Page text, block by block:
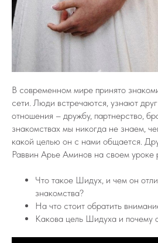
В современном мире принято
сети. Люди встречаются, узнают
отношения – дружбу, партнерство,
знакомствах мы никогда не знаем,
какой целью он с нами общается.
Раввин Арье Аминов на своем уроке
Что такое Шидух, и чем он
знакомства?
На что стоит обратить
Какова цель Шидуха и почему